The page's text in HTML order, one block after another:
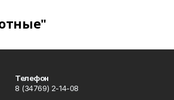
Телефон
8 (34769) 2-14-08